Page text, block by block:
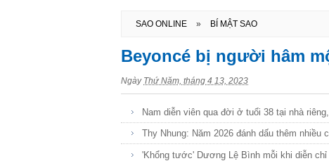
SAO ONLINE » BÍ MẬT SAO
Beyoncé bị người hâm
Ngày Thứ Năm, tháng 4 13, 2023
Nam diễn viên qua đời ở tuổi 38 tại nhà
Thy Nhung: Năm 2026 đánh dấu thêm nhiều
'Khổng tước' Dương Lệ Bình mỗi khi diễn